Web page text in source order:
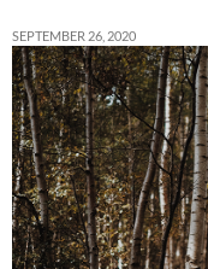
SEPTEMBER 26, 2020